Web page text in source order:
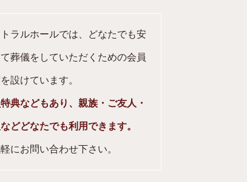
ラルホールでは、どなたでも安
葬儀をしていただくための会員
設けています。
典などもあり、親族・ご友人・
どどなたでも利用できます。
にお問い合わせ下さい。